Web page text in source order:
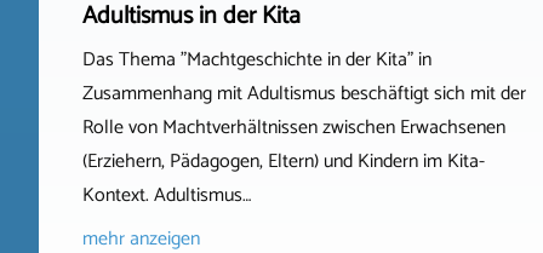
Adultismus in der Kita
Das Thema "Machtgeschichte in der Kita" in
Zusammenhang mit Adultismus beschäftigt sich mit der
Rolle von Machtverhältnissen zwischen Erwachsenen
(Erziehern, Pädagogen, Eltern) und Kindern im Kita-
Kontext. Adultismus…
mehr anzeigen